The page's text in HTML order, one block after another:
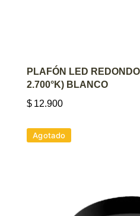
AGREGAR
PLAFÓN LED
2.700°K) BLANCO
$ 12.900
Agotado